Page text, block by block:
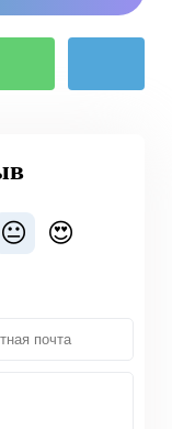
😐 😍